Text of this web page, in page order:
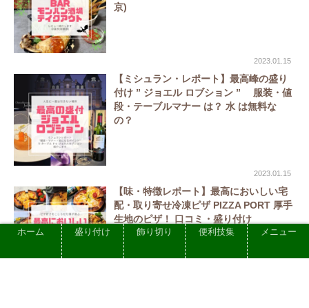
京)
2023.01.15
【ミシュラン・レポート】最高峰の盛り
付け ” ジョエル ロブション ” 服装・値
段・テーブルマナー は？ 水 は無料な
の？
2023.01.15
【味・特徴レポート】最高においしい宅
配・取り寄せ冷凍ピザ PIZZA PORT 厚手
生地のピザ！ 口コミ・盛り付け
ホーム 盛り付け 飾り切り 便利技集 メニュー